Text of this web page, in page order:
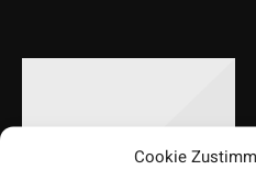
Cookie